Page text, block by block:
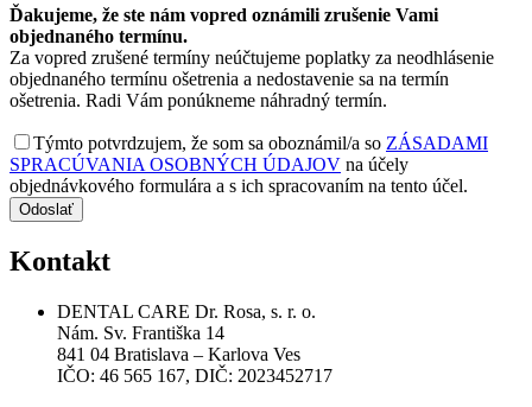
Ďakujeme, že ste nám vopred oznámili zrušenie Vami
objednaného termínu.
Za vopred zrušené termíny neúčtujeme poplatky za neodhlásenie
objednaného termínu ošetrenia a nedostavenie sa na termín
ošetrenia. Radi Vám ponúkneme náhradný termín.
Týmto potvrdzujem, že som sa oboznámil/a so ZÁSADAMI
SPRACÚVANIA OSOBNÝCH ÚDAJOV na účely
objednávkového formulára a s ich spracovaním na tento účel.
Kontakt
DENTAL CARE Dr. Rosa, s. r. o.
Nám. Sv. Františka 14
841 04 Bratislava – Karlova Ves
IČO: 46 565 167, DIČ: 2023452717